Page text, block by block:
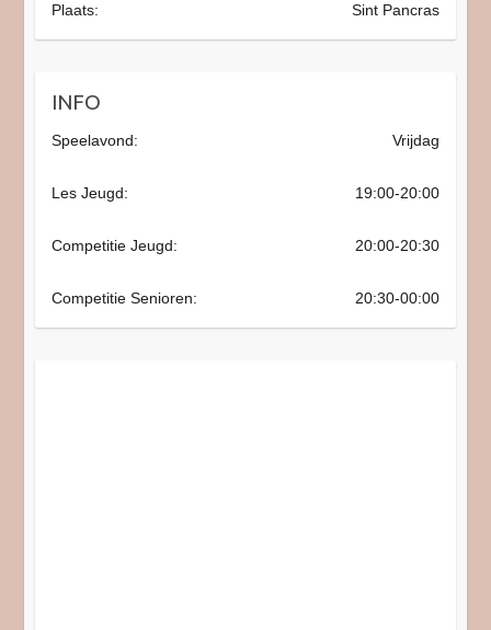
Plaats:
Sint Pancras
INFO
Speelavond: Vrijdag
Les Jeugd: 19:00-20:00
Competitie Jeugd: 20:00-20:30
Competitie Senioren: 20:30-00:00